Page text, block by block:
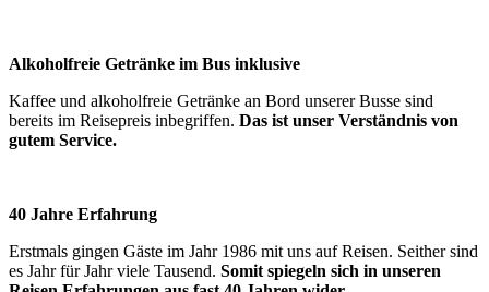
Alkoholfreie Getränke im Bus inklusive
Kaffee und alkoholfreie Getränke an Bord unserer Busse sind
bereits im Reisepreis inbegriffen. Das ist unser Verständnis von
gutem Service.
40 Jahre Erfahrung
Erstmals gingen Gäste im Jahr 1986 mit uns auf Reisen. Seither sind
es Jahr für Jahr viele Tausend. Somit spiegeln sich in unseren